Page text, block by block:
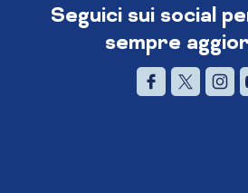
Seguici sui social
sempre